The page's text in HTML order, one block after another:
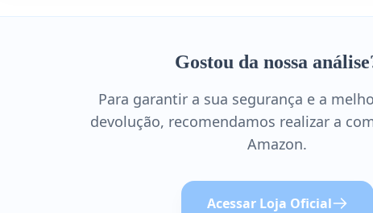
Gostou da nossa
Para garantir a sua segurança e a
devolução, recomendamos realizar a
Amazon.
Acessar Loja Oficial